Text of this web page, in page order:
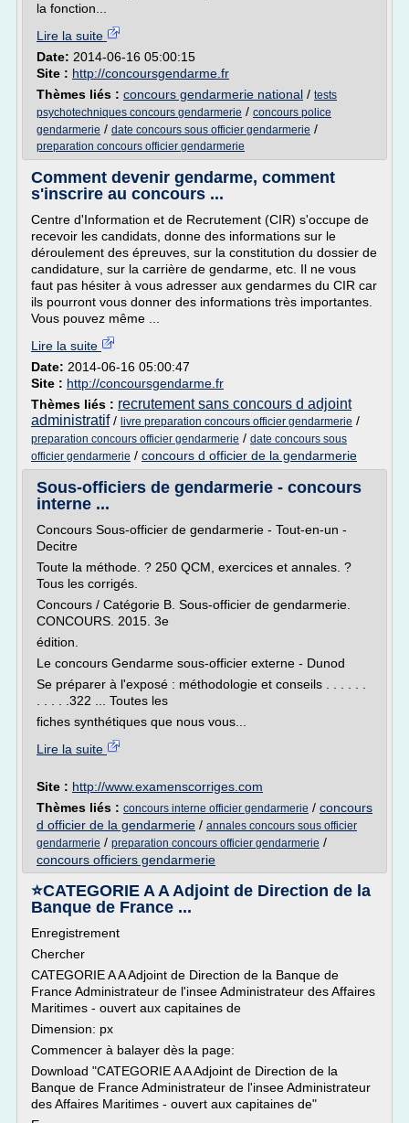
la fonction...
Lire la suite
Date: 2014-06-16 05:00:15
Site : http://concoursgendarme.fr
Thèmes liés : concours gendarmerie national / tests
psychotechniques concours gendarmerie / concours police
gendarmerie / date concours sous officier gendarmerie /
preparation concours officier gendarmerie
Comment devenir gendarme, comment
s'inscrire au concours ...
Centre d'Information et de Recrutement (CIR) s'occupe de
recevoir les candidats, donne des informations sur le
déroulement des épreuves, sur la constitution du dossier de
candidature, sur la carrière de gendarme, etc. Il ne vous
faut pas hésiter à vous adresser aux gendarmes du CIR car
ils pourront vous donner des informations très importantes.
Vous pouvez même ...
Lire la suite
Date: 2014-06-16 05:00:47
Site : http://concoursgendarme.fr
Thèmes liés : recrutement sans concours d adjoint
administratif/ livre preparation concours officier gendarmerie /
preparation concours officier gendarmerie / date concours sous
officier gendarmerie / concours d officier de la gendarmerie
Sous-officiers de gendarmerie - concours
interne ...
Concours Sous-officier de gendarmerie - Tout-en-un -
Decitre
Toute la méthode. ? 250 QCM, exercices et annales. ?
Tous les corrigés.
Concours / Catégorie B. Sous-officier de gendarmerie.
CONCOURS. 2015. 3e
édition.
Le concours Gendarme sous-officier externe - Dunod
Se préparer à l'exposé : méthodologie et conseils . . . . . .
. . . . .322 ... Toutes les
fiches synthétiques que nous vous...
Lire la suite
Site : http://www.examenscorriges.com
Thèmes liés : concours interne officier gendarmerie / concours
d officier de la gendarmerie / annales concours sous officier
gendarmerie / preparation concours officier gendarmerie /
concours officiers gendarmerie
⭐CATEGORIE A A Adjoint de Direction de la
Banque de France ...
Enregistrement
Chercher
CATEGORIE A A Adjoint de Direction de la Banque de
France Administrateur de l'insee Administrateur des Affaires
Maritimes - ouvert aux capitaines de
Dimension: px
Commencer à balayer dès la page:
Download "CATEGORIE A A Adjoint de Direction de la
Banque de France Administrateur de l'insee Administrateur
des Affaires Maritimes - ouvert aux capitaines de"